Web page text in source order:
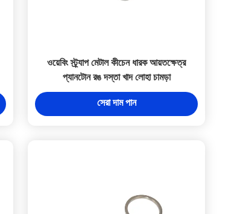
ওয়েবিং স্ট্র্যাপ মেটাল কীচেন ধারক আয়তক্ষেত্র
প্যানটোন রঙ দস্তা খাদ লোহা চামড়া
সেরা দাম পান